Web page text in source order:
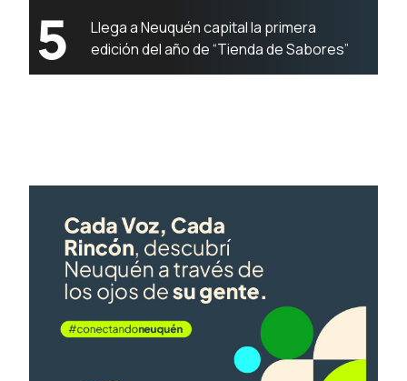
5
Llega a Neuquén capital la primera
edición del año de “Tienda de Sabores”